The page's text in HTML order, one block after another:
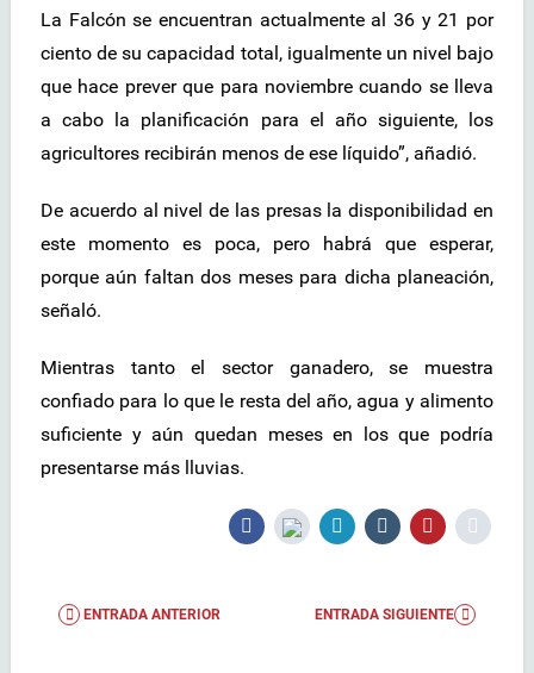
La Falcón se encuentran actualmente al 36 y 21 por
ciento de su capacidad total, igualmente un nivel bajo
que hace prever que para noviembre cuando se lleva
a cabo la planificación para el año siguiente, los
agricultores recibirán menos de ese líquido”, añadió.
De acuerdo al nivel de las presas la disponibilidad en
este momento es poca, pero habrá que esperar,
porque aún faltan dos meses para dicha planeación,
señaló.
Mientras tanto el sector ganadero, se muestra
confiado para lo que le resta del año, agua y alimento
suficiente y aún quedan meses en los que podría
presentarse más lluvias.
ENTRADA ANTERIOR ENTRADA SIGUIENTE